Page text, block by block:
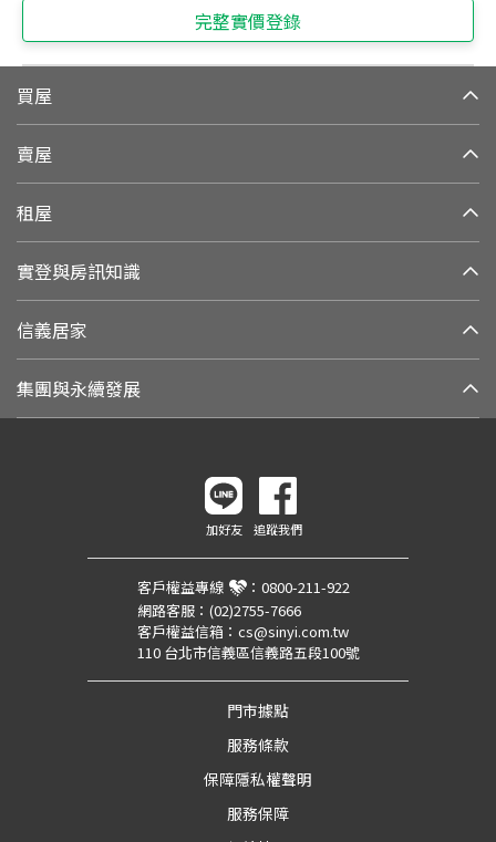
完整實價登錄
買屋
賣屋
租屋
實登與房訊知識
信義居家
集團與永續發展
加好友 追蹤我們
客戶權益專線 ： 0800-211-922
網路客服： (02)2755-7666
客戶權益信箱： cs@sinyi.com.tw
110 台北市信義區信義路五段100號
門市據點
服務條款
保障隱私權聲明
服務保障